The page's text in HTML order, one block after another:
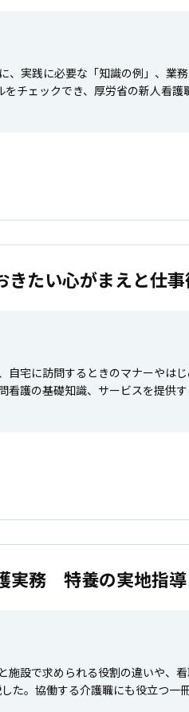
、実践に必要な「知識の例」、業
チェックでき、厚労省の新人看
たい心がまえと仕
自宅に訪問するときのマナーやは
看護の基礎知識、サービスを提供
実務 特養の実地指
施設で求められる役割の違いや、
た。協働する介護職にも役立つ一